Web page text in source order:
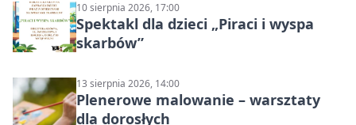
10 sierpnia 2026, 17:00
Spektakl dla dzieci „Piraci i wyspa
skarbów”
13 sierpnia 2026, 14:00
Plenerowe malowanie – warsztaty
dla dorosłych